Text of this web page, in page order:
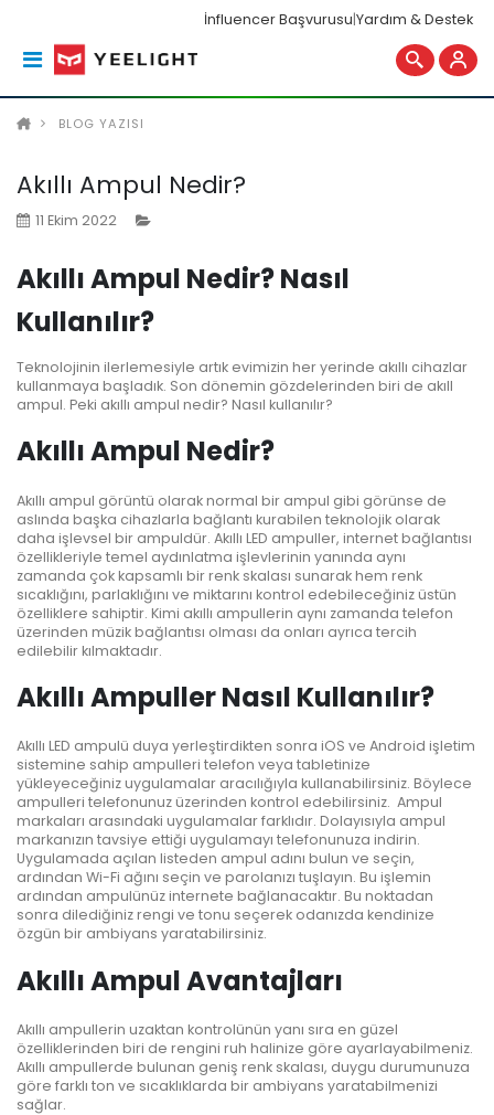
İnfluencer Başvurusu|Yardım & Destek
BLOG YAZISI
Akıllı Ampul Nedir?
11 Ekim 2022
Akıllı Ampul Nedir? Nasıl
Kullanılır?
Teknolojinin ilerlemesiyle artık evimizin her yerinde akıllı cihazlar
kullanmaya başladık. Son dönemin gözdelerinden biri de akıll
ampul. Peki akıllı ampul nedir? Nasıl kullanılır?
Akıllı Ampul Nedir?
Akıllı ampul görüntü olarak normal bir ampul gibi görünse de
aslında başka cihazlarla bağlantı kurabilen teknolojik olarak
daha işlevsel bir ampuldür. Akıllı LED ampuller, internet bağlantısı
özellikleriyle temel aydınlatma işlevlerinin yanında aynı
zamanda çok kapsamlı bir renk skalası sunarak hem renk
sıcaklığını, parlaklığını ve miktarını kontrol edebileceğiniz üstün
özelliklere sahiptir. Kimi akıllı ampullerin aynı zamanda telefon
üzerinden müzik bağlantısı olması da onları ayrıca tercih
edilebilir kılmaktadır.
Akıllı Ampuller Nasıl Kullanılır?
Akıllı LED ampulü duya yerleştirdikten sonra iOS ve Android işletim
sistemine sahip ampulleri telefon veya tabletinize
yükleyeceğiniz uygulamalar aracılığıyla kullanabilirsiniz. Böylece
ampulleri telefonunuz üzerinden kontrol edebilirsiniz. Ampul
markaları arasındaki uygulamalar farklıdır. Dolayısıyla ampul
markanızın tavsiye ettiği uygulamayı telefonunuza indirin.
Uygulamada açılan listeden ampul adını bulun ve seçin,
ardından Wi-Fi ağını seçin ve parolanızı tuşlayın. Bu işlemin
ardından ampulünüz internete bağlanacaktır. Bu noktadan
sonra dilediğiniz rengi ve tonu seçerek odanızda kendinize
özgün bir ambiyans yaratabilirsiniz.
Akıllı Ampul Avantajları
Akıllı ampullerin uzaktan kontrolünün yanı sıra en güzel
özelliklerinden biri de rengini ruh halinize göre ayarlayabilmeniz.
Akıllı ampullerde bulunan geniş renk skalası, duygu durumunuza
göre farklı ton ve sıcaklıklarda bir ambiyans yaratabilmenizi
sağlar.